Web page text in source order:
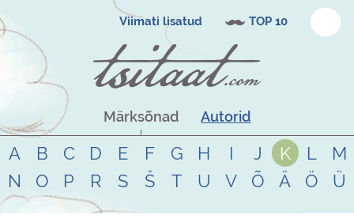
Viimati lisatud TOP 10
Märksõnad Autorid
A B C D E F G H I J K L
M
N
O P R S Š T U V Õ Ä Ö Ü